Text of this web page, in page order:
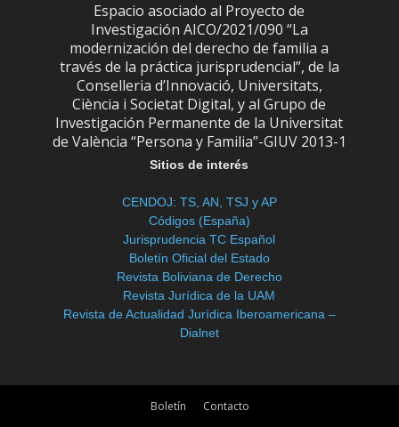
Espacio asociado al Proyecto de
Investigación AICO/2021/090 “La
modernización del derecho de familia a
través de la práctica jurisprudencial”, de la
Conselleria d’Innovació, Universitats,
Ciència i Societat Digital, y al Grupo de
Investigación Permanente de la Universitat
de València “Persona y Familia”-GIUV 2013-1
Sitios de interés
CENDOJ: TS, AN, TSJ y AP
Códigos (España)
Jurisprudencia TC Español
Boletín Oficial del Estado
Revista Boliviana de Derecho
Revista Jurídica de la UAM
Revista de Actualidad Jurídica Iberoamericana –
Dialnet
Boletín Contacto